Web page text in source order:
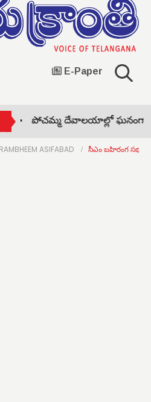
E-Paper
పోచమ్మ దేవాలయాల్లో ఘనంగా
ASIFABAD సీఎం బహిరంగ